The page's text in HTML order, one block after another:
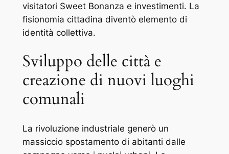
visitatori Sweet Bonanza e investimenti. La
fisionomia cittadina diventò elemento di
identità collettiva.
Sviluppo delle città e
creazione di nuovi luoghi
comunali
La rivoluzione industriale generò un
massiccio spostamento di abitanti dalle